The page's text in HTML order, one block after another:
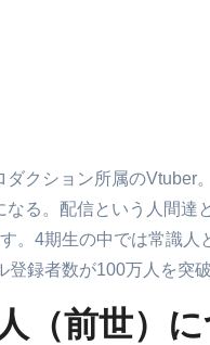
クション所属のVtuber
る。配信という人間達
。4期生の中では常識
録者数が100万人を突破
（前世）